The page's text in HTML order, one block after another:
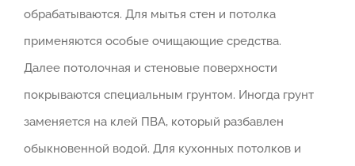
обрабатываются. Для мытья стен и потолка
применяются особые очищающие средства.
Далее потолочная и стеновые поверхности
покрываются специальным грунтом. Иногда грунт
заменяется на клей ПВА, который разбавлен
обыкновенной водой. Для кухонных потолков и